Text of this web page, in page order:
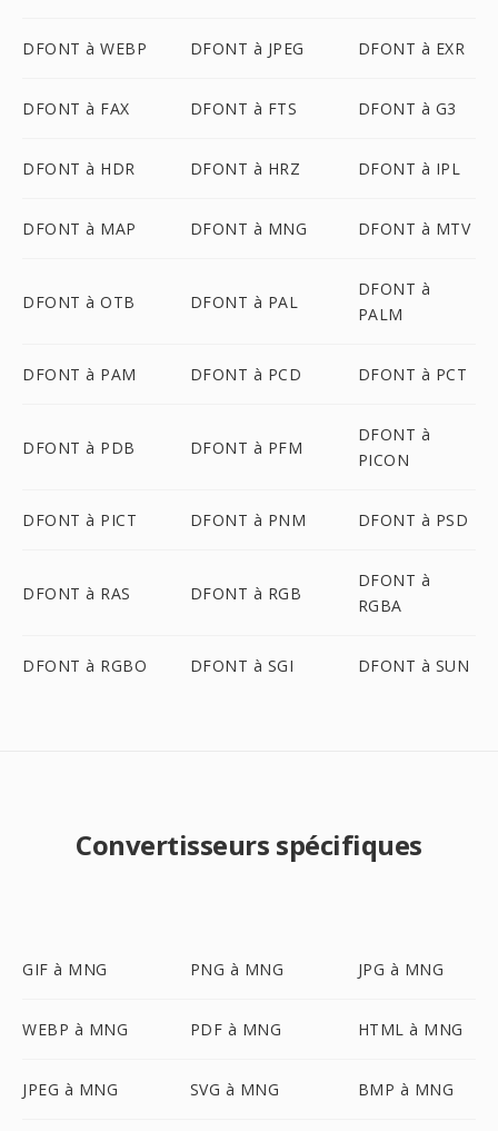
DFONT à WEBP DFONT à JPEG DFONT à EXR
DFONT à FAX DFONT à FTS DFONT à G3
DFONT à HDR DFONT à HRZ DFONT à IPL
DFONT à MAP DFONT à MNG DFONT à MTV
DFONT à OTB DFONT à PAL
DFONT à
PALM
DFONT à PAM DFONT à PCD DFONT à PCT
DFONT à PDB DFONT à PFM
DFONT à
PICON
DFONT à PICT DFONT à PNM DFONT à PSD
DFONT à RAS DFONT à RGB
DFONT à
RGBA
DFONT à RGBO DFONT à SGI DFONT à SUN
Convertisseurs spécifiques
GIF à MNG PNG à MNG JPG à MNG
WEBP à MNG PDF à MNG HTML à MNG
JPEG à MNG SVG à MNG BMP à MNG